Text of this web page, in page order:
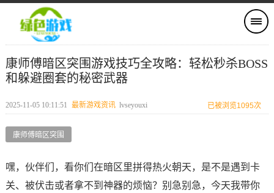
康师傅暗区突围游戏技巧全攻略：轻松秒杀BOSS
和躲避圈套的秘密武器
2025-11-05 10:11:51 最新游戏资讯 lvseyouxi 已被浏览1095次
康师傅暗区突围
嘿，伙伴们，看你们在暗区里拼得热火朝天，是不是遇到卡
关、被伏击或者拿不到神器的烦恼？别急别急，今天我带你